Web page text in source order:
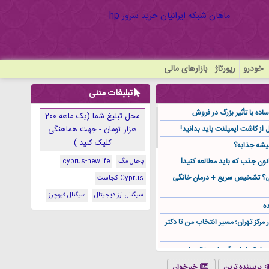
خودرو رپورتاژ بازارهای مالی
با تأثیر بزرگ در فروش
جذابه؟
جذب که باید مطالعه کنید!
تشخیص سریع + درمان خانگی
مرکز تهران؛ مسیر انتخاب من تا دکتر
کجا باید آن را مستقیم از
تبلیغات متنی
محل تبلیغ شما (یک ماهه 200
هزار تومان - جهت هماهنگی
کلیک کنید )
باحال مگ
cyprus-newlife
Cyprus کجاست
سیگنال ارز دیجیتال
سیگنال فیوچرز